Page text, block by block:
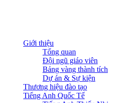
Giới thiệu
Tổng quan
Đội ngũ giáo viên
Bảng vàng thành tích
Dự án & Sự kiện
Thương hiệu đào tạo
Tiếng Anh Quốc Tế